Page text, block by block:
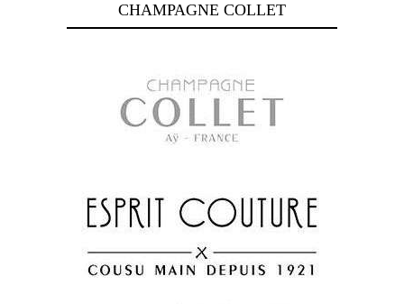
CHAMPAGNE COLLET